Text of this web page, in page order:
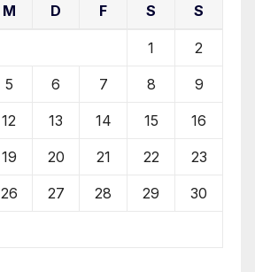
M D F S S
1 2
5 6 7 8 9
12 13 14 15 16
19 20 21 22 23
26 27 28 29 30